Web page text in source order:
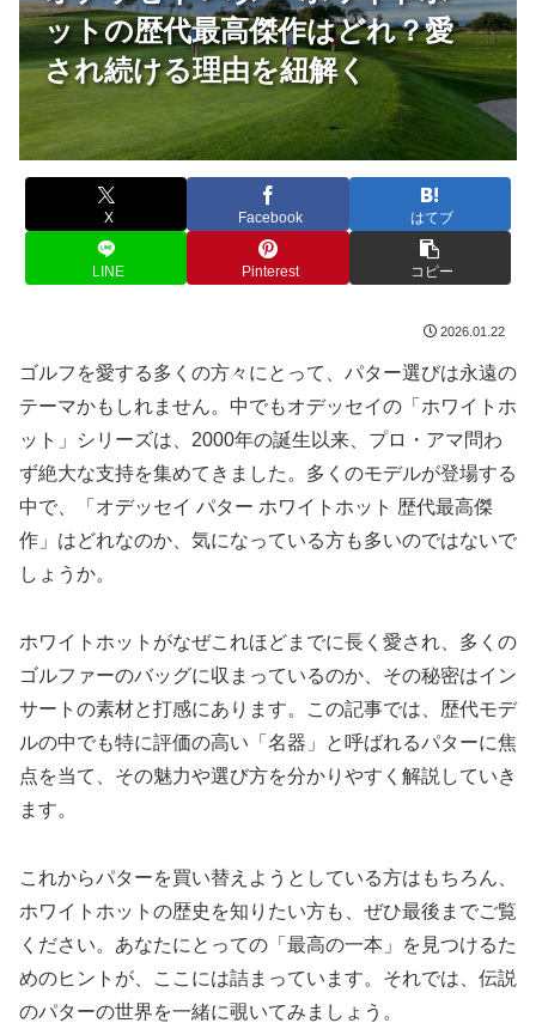
ットの歴代最高傑作はどれ？愛
され続ける理由を紐解く
X Facebook はてブ
LINE Pinterest コピー
2026.01.22
ゴルフを愛する多くの方々にとって、パター選びは永遠の
テーマかもしれません。中でもオデッセイの「ホワイトホ
ット」シリーズは、2000年の誕生以来、プロ・アマ問わ
ず絶大な支持を集めてきました。多くのモデルが登場する
中で、「オデッセイ パター ホワイトホット 歴代最高傑
作」はどれなのか、気になっている方も多いのではないで
しょうか。
ホワイトホットがなぜこれほどまでに長く愛され、多くの
ゴルファーのバッグに収まっているのか、その秘密はイン
サートの素材と打感にあります。この記事では、歴代モデ
ルの中でも特に評価の高い「名器」と呼ばれるパターに焦
点を当て、その魅力や選び方を分かりやすく解説していき
ます。
これからパターを買い替えようとしている方はもちろん、
ホワイトホットの歴史を知りたい方も、ぜひ最後までご覧
ください。あなたにとっての「最高の一本」を見つけるた
めのヒントが、ここには詰まっています。それでは、伝説
のパターの世界を一緒に覗いてみましょう。